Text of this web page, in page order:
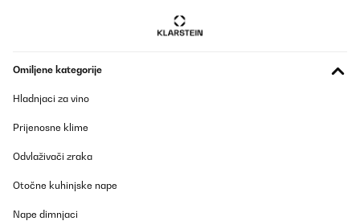
Omiljene kategorije
Hladnjaci za vino
Prijenosne klime
Odvlaživači zraka
Otočne kuhinjske nape
Nape dimnjaci